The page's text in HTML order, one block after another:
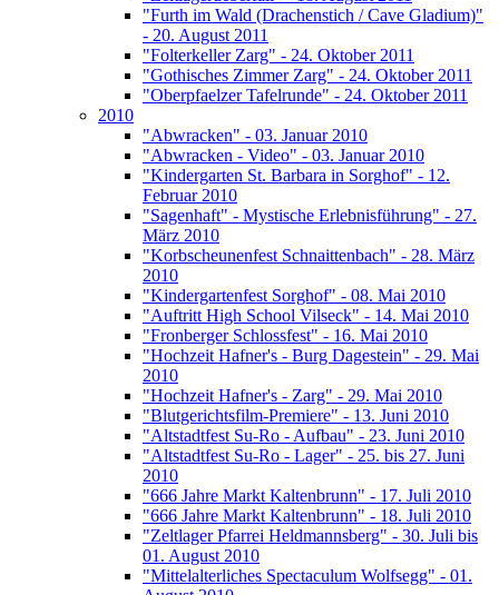
"Furth im Wald (Drachenstich / Cave Gladium)"
- 20. August 2011
"Folterkeller Zarg" - 24. Oktober 2011
"Gothisches Zimmer Zarg" - 24. Oktober 2011
"Oberpfaelzer Tafelrunde" - 24. Oktober 2011
2010
"Abwracken" - 03. Januar 2010
"Abwracken - Video" - 03. Januar 2010
"Kindergarten St. Barbara in Sorghof" - 12.
Februar 2010
"Sagenhaft" - Mystische Erlebnisführung" - 27.
März 2010
"Korbscheunenfest Schnaittenbach" - 28. März
2010
"Kindergartenfest Sorghof" - 08. Mai 2010
"Auftritt High School Vilseck" - 14. Mai 2010
"Fronberger Schlossfest" - 16. Mai 2010
"Hochzeit Hafner's - Burg Dagestein" - 29. Mai
2010
"Hochzeit Hafner's - Zarg" - 29. Mai 2010
"Blutgerichtsfilm-Premiere" - 13. Juni 2010
"Altstadtfest Su-Ro - Aufbau" - 23. Juni 2010
"Altstadtfest Su-Ro - Lager" - 25. bis 27. Juni
2010
"666 Jahre Markt Kaltenbrunn" - 17. Juli 2010
"666 Jahre Markt Kaltenbrunn" - 18. Juli 2010
"Zeltlager Pfarrei Heldmannsberg" - 30. Juli bis
01. August 2010
"Mittelalterliches Spectaculum Wolfsegg" - 01.